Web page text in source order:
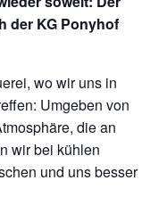
der KG Ponyhof
wo wir uns in
Umgeben von
die an
wir bei kühlen
und uns besser